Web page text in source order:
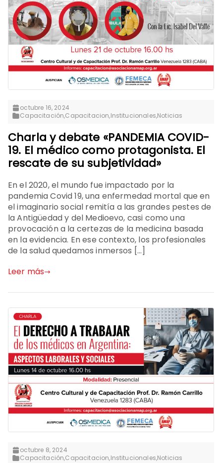
octubre 16, 2024
Capacitación,Capacitacion,Institucionales,Noticias
Charla y debate «PANDEMIA COVID-
19. El médico como protagonista. El
rescate de su subjetividad»
En el 2020, el mundo fue impactado por la
pandemia Covid 19, una enfermedad mortal que en
el imaginario social remitía a las grandes pestes de
la Antigüedad y del Medioevo, casi como una
provocación a la certezas de la medicina basada
en la evidencia. En ese contexto, los profesionales
de la salud quedamos inmersos […]
Leer más
octubre 8, 2024
Capacitación,Capacitacion,Institucionales,Noticias